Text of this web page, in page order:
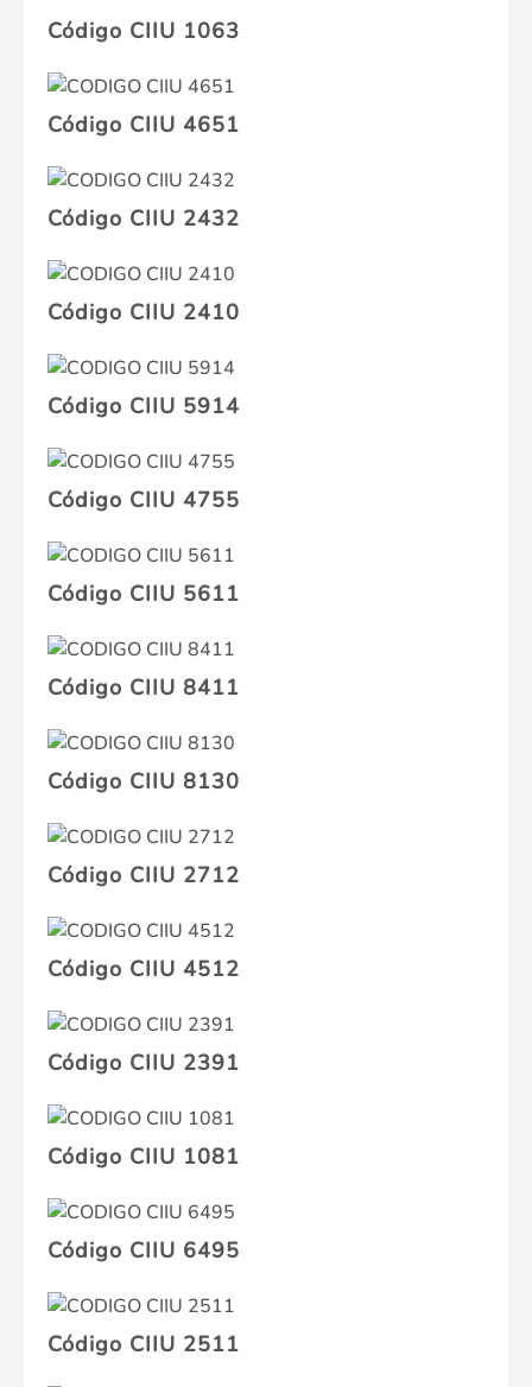
Código CIIU 1063
Código CIIU 4651
Código CIIU 2432
Código CIIU 2410
Código CIIU 5914
Código CIIU 4755
Código CIIU 5611
Código CIIU 8411
Código CIIU 8130
Código CIIU 2712
Código CIIU 4512
Código CIIU 2391
Código CIIU 1081
Código CIIU 6495
Código CIIU 2511